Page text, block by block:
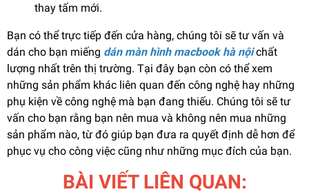
thay tấm mới.
Bạn có thể trực tiếp đến cửa hàng, chúng tôi sẽ tư vấn và
dán cho bạn miếng dán màn hình macbook hà nộichất
lượng nhất trên thị trường. Tại đây bạn còn có thể xem
những sản phẩm khác liên quan đến công nghệ hay những
phụ kiện về công nghệ mà bạn đang thiếu. Chúng tôi sẽ tư
vấn cho bạn rằng bạn nên mua và không nên mua những
sản phẩm nào, từ đó giúp bạn đưa ra quyết định dễ hơn để
phục vụ cho công việc cũng như những mục đích của bạn.
BÀI VIẾT LIÊN QUAN: